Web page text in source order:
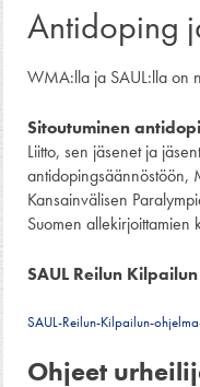
Antidoping
WMA:lla ja SAUL:lla on
Sitoutuminen
Liitto, sen jäsenet ja
antidopingsäännöstöön,
Kansainvälisen
Suomen allekirjoittamien
SAUL Reilun
SAUL-Reilun-Kilpailun-
Ohjeet